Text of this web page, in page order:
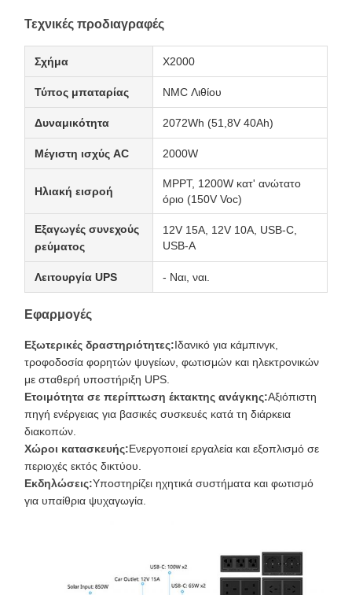
Τεχνικές προδιαγραφές
Σχήμα X2000
Τύπος μπαταρίας NMC Λιθίου
Δυναμικότητα 2072Wh (51,8V 40Ah)
Μέγιστη ισχύς AC 2000W
Ηλιακή εισροή
MPPT, 1200W κατ' ανώτατο
όριο (150V Voc)
Εξαγωγές συνεχούς
ρεύματος
12V 15A, 12V 10A, USB-C,
USB-A
Λειτουργία UPS - Ναι, ναι.
Εφαρμογές
Εξωτερικές δραστηριότητες:Ιδανικό για κάμπινγκ,
τροφοδοσία φορητών ψυγείων, φωτισμών και ηλεκτρονικών
με σταθερή υποστήριξη UPS.
Ετοιμότητα σε περίπτωση έκτακτης ανάγκης:Αξιόπιστη
πηγή ενέργειας για βασικές συσκευές κατά τη διάρκεια
διακοπών.
Χώροι κατασκευής:Ενεργοποιεί εργαλεία και εξοπλισμό σε
περιοχές εκτός δικτύου.
Εκδηλώσεις:Υποστηρίζει ηχητικά συστήματα και φωτισμό
για υπαίθρια ψυχαγωγία.